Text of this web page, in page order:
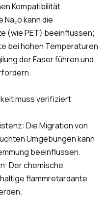
Kompatibilität
kann die
(wie PET) beeinflussen;
bei hohen Temperaturen
der Faser führen und
muss verifiziert
Die Migration von
Umgebungen kann
beeinflussen.
Der chemische
flammretardante